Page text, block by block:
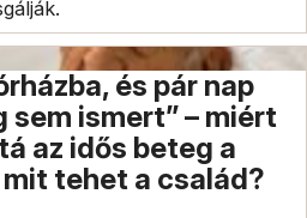
és pár nap
sem ismert” – miért
az idős beteg a
mit tehet a család?